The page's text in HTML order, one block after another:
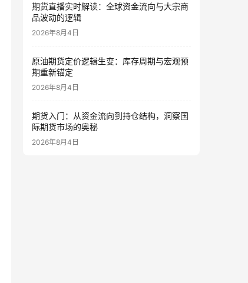
期货直播实时解读：全球资金流向与大宗商
品波动的逻辑
2026年8月4日
原油期货定价逻辑生变：库存周期与宏观预
期重新锚定
2026年8月4日
期货入门：从资金流向到持仓结构，洞察国
际期货市场的奥秘
2026年8月4日